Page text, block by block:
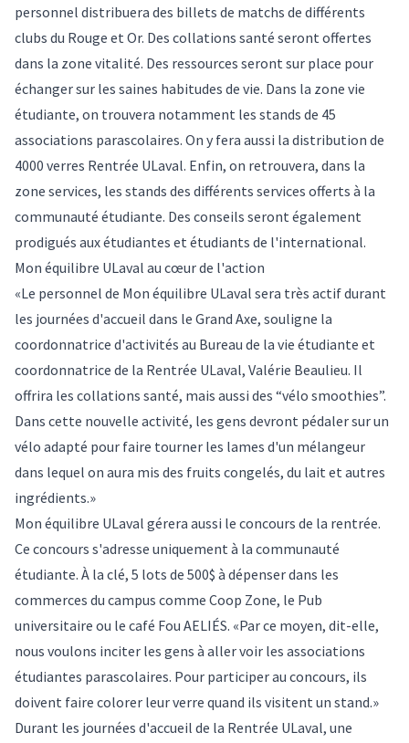
personnel distribuera des billets de matchs de différents
clubs du Rouge et Or. Des collations santé seront offertes
dans la zone vitalité. Des ressources seront sur place pour
échanger sur les saines habitudes de vie. Dans la zone vie
étudiante, on trouvera notamment les stands de 45
associations parascolaires. On y fera aussi la distribution de
4000 verres Rentrée ULaval. Enfin, on retrouvera, dans la
zone services, les stands des différents services offerts à la
communauté étudiante. Des conseils seront également
prodigués aux étudiantes et étudiants de l'international.
Mon équilibre ULaval au cœur de l'action
«Le personnel de Mon équilibre ULaval sera très actif durant
les journées d'accueil dans le Grand Axe, souligne la
coordonnatrice d'activités au Bureau de la vie étudiante et
coordonnatrice de la Rentrée ULaval, Valérie Beaulieu. Il
offrira les collations santé, mais aussi des “vélo smoothies”.
Dans cette nouvelle activité, les gens devront pédaler sur un
vélo adapté pour faire tourner les lames d'un mélangeur
dans lequel on aura mis des fruits congelés, du lait et autres
ingrédients.»
Mon équilibre ULaval gérera aussi le concours de la rentrée.
Ce concours s'adresse uniquement à la communauté
étudiante. À la clé, 5 lots de 500$ à dépenser dans les
commerces du campus comme Coop Zone, le Pub
universitaire ou le café Fou AELIÉS. «Par ce moyen, dit-elle,
nous voulons inciter les gens à aller voir les associations
étudiantes parascolaires. Pour participer au concours, ils
doivent faire colorer leur verre quand ils visitent un stand.»
Durant les journées d'accueil de la Rentrée ULaval, une